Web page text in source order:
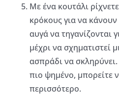
Με ένα κουτάλι
κρόκους για να
αυγά να τηγανίζονται
μέχρι να σχηματιστεί
ασπράδι να
πιο ψημένο, μπορείτε
περισσότερο.